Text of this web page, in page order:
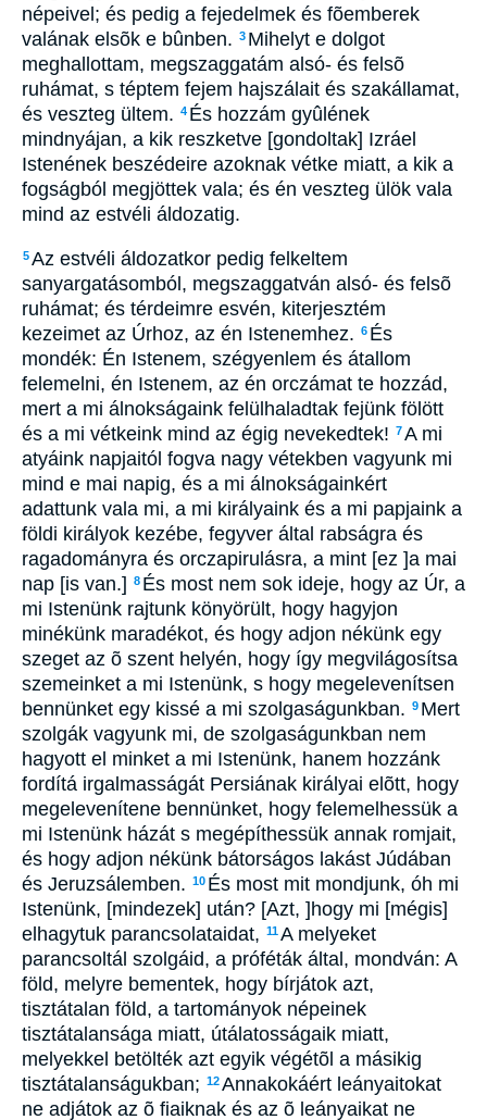
népeivel; és pedig a fejedelmek és fõemberek
valának elsõk e bûnben. 3 Mihelyt e dolgot
meghallottam, megszaggatám alsó- és felsõ
ruhámat, s téptem fejem hajszálait és szakállamat,
és veszteg ültem. 4 És hozzám gyûlének
mindnyájan, a kik reszketve [gondoltak] Izráel
Istenének beszédeire azoknak vétke miatt, a kik a
fogságból megjöttek vala; és én veszteg ülök vala
mind az estvéli áldozatig.
5Az estvéli áldozatkor pedig felkeltem
sanyargatásomból, megszaggatván alsó- és felsõ
ruhámat; és térdeimre esvén, kiterjesztém
kezeimet az Úrhoz, az én Istenemhez. 6 És
mondék: Én Istenem, szégyenlem és átallom
felemelni, én Istenem, az én orczámat te hozzád,
mert a mi álnokságaink felülhaladtak fejünk fölött
és a mi vétkeink mind az égig nevekedtek! 7A mi
atyáink napjaitól fogva nagy vétekben vagyunk mi
mind e mai napig, és a mi álnokságainkért
adattunk vala mi, a mi királyaink és a mi papjaink a
földi királyok kezébe, fegyver által rabságra és
ragadományra és orczapirulásra, a mint [ez ]a mai
nap [is van.] 8 És most nem sok ideje, hogy az Úr, a
mi Istenünk rajtunk könyörült, hogy hagyjon
minékünk maradékot, és hogy adjon nékünk egy
szeget az õ szent helyén, hogy így megvilágosítsa
szemeinket a mi Istenünk, s hogy megelevenítsen
bennünket egy kissé a mi szolgaságunkban. 9 Mert
szolgák vagyunk mi, de szolgaságunkban nem
hagyott el minket a mi Istenünk, hanem hozzánk
fordítá irgalmasságát Persiának királyai elõtt, hogy
megelevenítene bennünket, hogy felemelhessük a
mi Istenünk házát s megépíthessük annak romjait,
és hogy adjon nékünk bátorságos lakást Júdában
és Jeruzsálemben. 10 És most mit mondjunk, óh mi
Istenünk, [mindezek] után? [Azt, ]hogy mi [mégis]
elhagytuk parancsolataidat, 11A melyeket
parancsoltál szolgáid, a próféták által, mondván: A
föld, melyre bementek, hogy bírjátok azt,
tisztátalan föld, a tartományok népeinek
tisztátalansága miatt, útálatosságaik miatt,
melyekkel betölték azt egyik végétõl a másikig
tisztátalanságukban; 12Annakokáért leányaitokat
ne adjátok az õ fiaiknak és az õ leányaikat ne